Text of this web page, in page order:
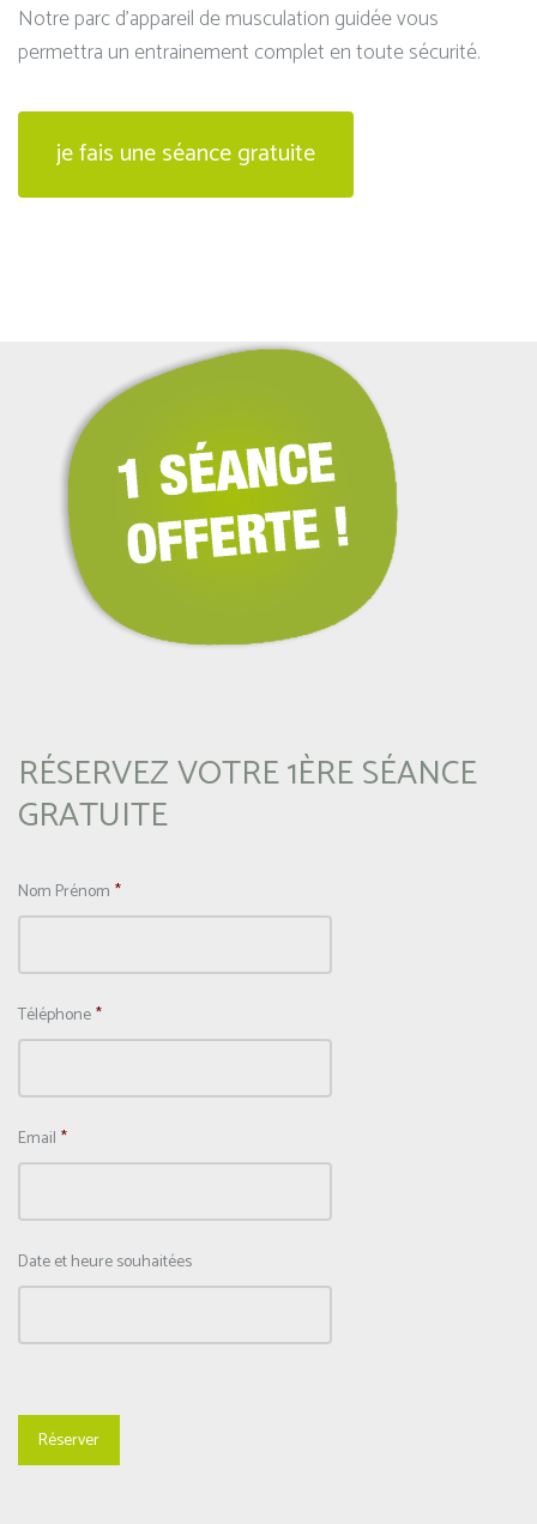
Notre parc d’appareil de musculation guidée vous
permettra un entrainement complet en toute sécurité.
je fais une séance gratuite
RÉSERVEZ VOTRE 1ÈRE SÉANCE
GRATUITE
Nom Prénom *
Téléphone*
Email *
Date et heure souhaitées